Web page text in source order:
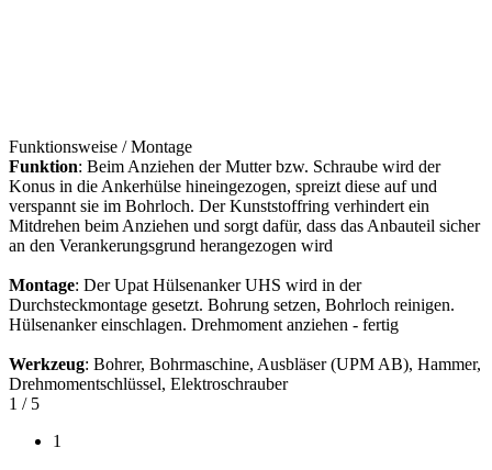
Funktionsweise / Montage
Funktion: Beim Anziehen der Mutter bzw. Schraube wird der
Konus in die Ankerhülse hineingezogen, spreizt diese auf und
verspannt sie im Bohrloch. Der Kunststoffring verhindert ein
Mitdrehen beim Anziehen und sorgt dafür, dass das Anbauteil sicher
an den Verankerungsgrund herangezogen wird
Montage: Der Upat Hülsenanker UHS wird in der
Durchsteckmontage gesetzt. Bohrung setzen, Bohrloch reinigen.
Hülsenanker einschlagen. Drehmoment anziehen - fertig
Werkzeug: Bohrer, Bohrmaschine, Ausbläser (UPM AB), Hammer,
Drehmomentschlüssel, Elektroschrauber
1 / 5
1